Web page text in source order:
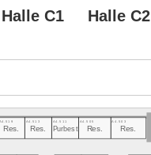
Halle C1 Halle C2
A4.519
Res.
A4.513
Res.
A4.511
Purbest
A4.505
Res.
A4.503
Res.